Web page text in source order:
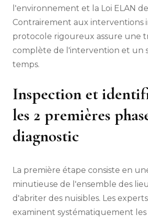
l'environnement et la Loi ELAN
Contrairement aux interventions
protocole rigoureux assure une
complète de l'intervention et un
temps.
Inspection et
les 2 premières
diagnostic
La première étape consiste en
minutieuse de l'ensemble des
d'abriter des nuisibles. Les
examinent systématiquement les